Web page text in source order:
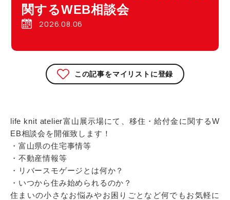
関するWEB相談会
2026.08.06
この記事をマイリストに登録
life knit atelier富山展示場にて、移住・給付金に関するW
EB相談会を開催致します！
・富山県の住宅事情等
・不動産情報等
・リバースモゲージとは何か？
・いつから住み始められるのか？
住まいの小さなお悩みやお困りごとなど何でもお気軽に